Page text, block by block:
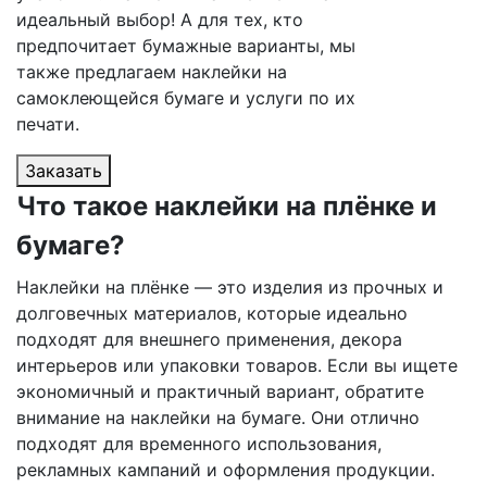
идеальный выбор! А для тех, кто
предпочитает бумажные варианты, мы
также предлагаем наклейки на
самоклеющейся бумаге и услуги по их
печати.
Заказать
Что такое наклейки на плёнке и
бумаге?
Наклейки на плёнке — это изделия из прочных и
долговечных материалов, которые идеально
подходят для внешнего применения, декора
интерьеров или упаковки товаров. Если вы ищете
экономичный и практичный вариант, обратите
внимание на наклейки на бумаге. Они отлично
подходят для временного использования,
рекламных кампаний и оформления продукции.